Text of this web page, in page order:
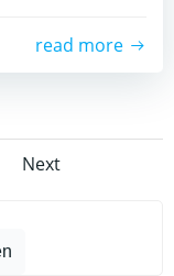
read more
Posts
Next